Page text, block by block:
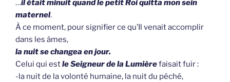
…il était minuit quand le petit Roi quitta mon sein
maternel.
À ce moment, pour signifier ce qu’Il venait accomplir
dans les âmes,
la nuit se changea en jour.
Celui qui estle Seigneur de la Lumièrefaisait fuir :
-la nuit de la volonté humaine, la nuit du péché,